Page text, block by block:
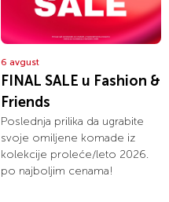
6 avgust
FINAL SALE u Fashion &
Friends
Poslednja prilika da ugrabite
svoje omiljene komade iz
kolekcije proleće/leto 2026.
po najboljim cenama!